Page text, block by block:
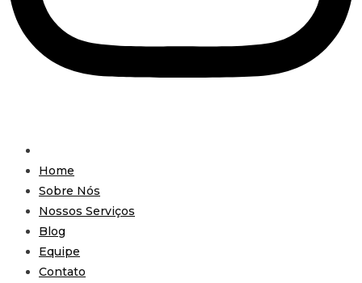
Home
Sobre Nós
Nossos Serviços
Blog
Equipe
Contato